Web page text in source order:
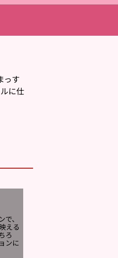
っす
に仕
、
える
ろ
ンに